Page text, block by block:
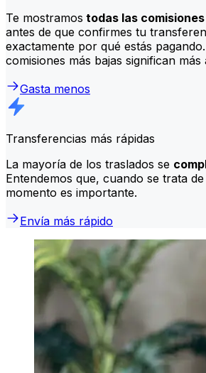
Te mostramos todas las
antes de que confirmes tu
exactamente por qué estás
comisiones más bajas significan
Gasta menos
Transferencias más rápidas
La mayoría de los traslados se
Entendemos que, cuando se trata
momento es importante.
Envía más rápido